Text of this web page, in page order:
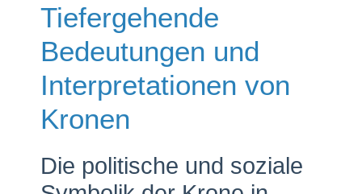
Tiefergehende
Bedeutungen und
Interpretationen von
Kronen
Die politische und soziale